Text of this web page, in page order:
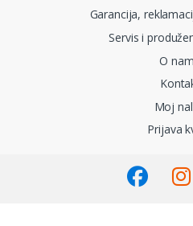
Garancija,
Servis i
O
Moj
Prijava